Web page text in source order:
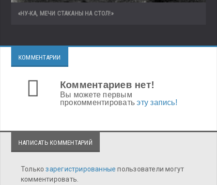
«НУ-КА, МЕЧИ СТАКАНЫ НА СТОЛ!»
КОММЕНТАРИИ
Комментариев нет!
Вы можете первым
прокомментироватьэту запись!
НАПИСАТЬ КОММЕНТАРИЙ
Толькозарегистрированныепользователи могут
комментировать.